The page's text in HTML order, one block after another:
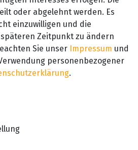
oder abgelehnt werden. Es
einzuwilligen und die
Zeitpunkt zu ändern
Sie unser Impressum und
personenbezogener
.